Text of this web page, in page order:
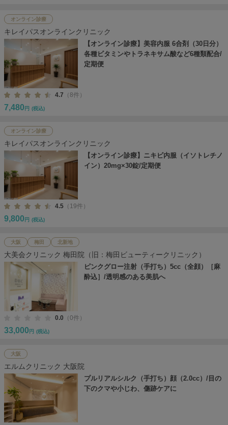
オンライン診療
キレイパスオンラインクリニック
【オンライン診療】美容内服 6合剤（30日分）
各種ビタミンやトラネキサム酸など6種類配合/
定期便
4.7 （8件）
7,480 円 (税込)
オンライン診療
キレイパスオンラインクリニック
【オンライン診療】ニキビ内服（イソトレチノ
イン）20mg×30錠/定期便
4.5 （19件）
9,800 円 (税込)
大阪 梅田 北新地
大美会クリニック 梅田院（旧：梅田ビューティークリニック）
ピンクグロー注射（手打ち）5cc（全顔）［麻
酔込］/透明感のある美肌へ
0.0 （0件）
33,000 円 (税込)
大阪
エルムクリニック 大阪院
プルリアルシルク（手打ち）顔（2.0cc）/目の
下のクマや小じわ、傷跡ケアに